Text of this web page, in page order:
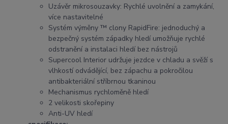
Uzávěr mikrosouzavky: Rychlé uvolnění a zamykání,
více nastavitelné
Systém výměny ™ clony RapidFire: jednoduchý a
bezpečný systém západky hledí umožňuje rychlé
odstranění a instalaci hledí bez nástrojů
Supercool Interior udržuje jezdce v chladu a svěží s
vlhkostí odvádějící, bez zápachu a pokročilou
antibakteriální stříbrnou tkaninou
Mechanismus rychloměně hledí
2 velikosti skořepiny
Anti-UV hledí